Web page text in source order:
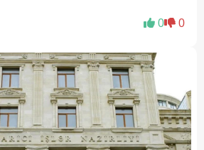
0 0